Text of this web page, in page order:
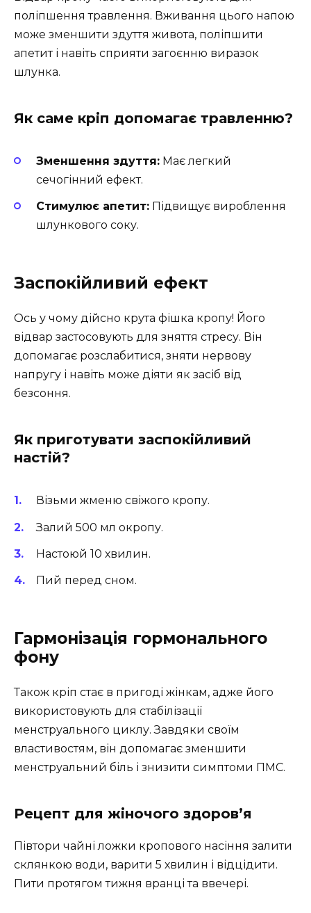
поліпшення травлення. Вживання цього напою
може зменшити здуття живота, поліпшити
апетит і навіть сприяти загоєнню виразок
шлунка.
Як саме кріп допомагає травленню?
Зменшення здуття: Має легкий
сечогінний ефект.
Стимулює апетит: Підвищує вироблення
шлункового соку.
Заспокійливий ефект
Ось у чому дійсно крута фішка кропу! Його
відвар застосовують для зняття стресу. Він
допомагає розслабитися, зняти нервову
напругу і навіть може діяти як засіб від
безсоння.
Як приготувати заспокійливий
настій?
Візьми жменю свіжого кропу.
Залий 500 мл окропу.
Настоюй 10 хвилин.
Пий перед сном.
Гармонізація гормонального
фону
Також кріп стає в пригоді жінкам, адже його
використовують для стабілізації
менструального циклу. Завдяки своїм
властивостям, він допомагає зменшити
менструальний біль і знизити симптоми ПМС.
Рецепт для жіночого здоров’я
Півтори чайні ложки кропового насіння залити
склянкою води, варити 5 хвилин і відцідити.
Пити протягом тижня вранці та ввечері.